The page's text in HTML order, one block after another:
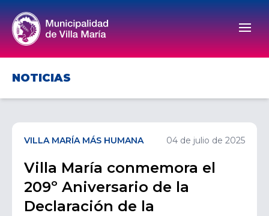
NOTICIAS
VILLA MARÍA MÁS HUMANA 04 de julio de 2025
Villa María conmemora el
209º Aniversario de la
Declaración de la